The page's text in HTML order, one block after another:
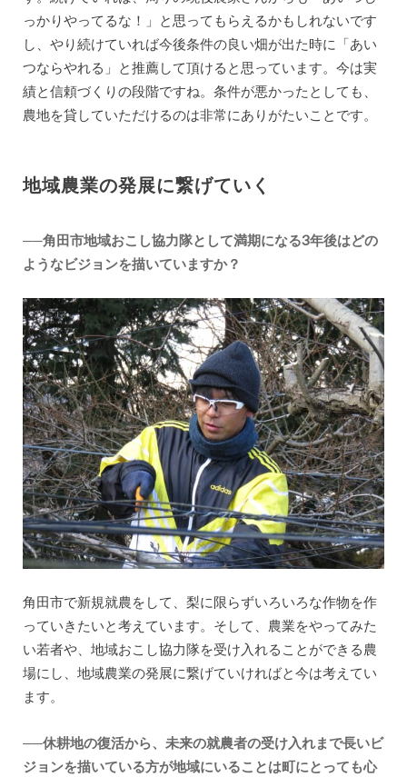
っかりやってるな！」と思ってもらえるかもしれないです
し、やり続けていれば今後条件の良い畑が出た時に「あい
つならやれる」と推薦して頂けると思っています。今は実
績と信頼づくりの段階ですね。条件が悪かったとしても、
農地を貸していただけるのは非常にありがたいことです。
地域農業の発展に繋げていく
──角田市地域おこし協力隊として満期になる3年後はどの
ようなビジョンを描いていますか？
角田市で新規就農をして、梨に限らずいろいろな作物を作
っていきたいと考えています。そして、農業をやってみた
い若者や、地域おこし協力隊を受け入れることができる農
場にし、地域農業の発展に繋げていければと今は考えてい
ます。
──休耕地の復活から、未来の就農者の受け入れまで長いビ
ジョンを描いている方が地域にいることは町にとっても心